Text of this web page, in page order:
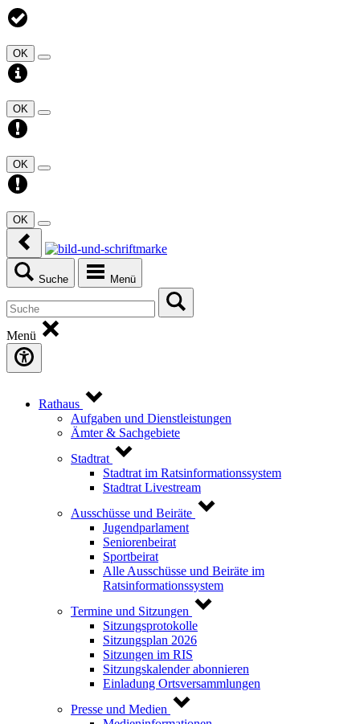
OK
OK
OK
OK
Suche Menü
Menü
Rathaus
Aufgaben und Dienstleistungen
Ämter & Sachgebiete
Stadtrat
Stadtrat im Ratsinformationssystem
Stadtrat Livestream
Ausschüsse und Beiräte
Jugendparlament
Seniorenbeirat
Sportbeirat
Alle Ausschüsse und Beiräte im
Ratsinformationssystem
Termine und Sitzungen
Sitzungsprotokolle
Sitzungsplan 2026
Sitzungen im RIS
Sitzungskalender abonnieren
Einladung Ortsversammlungen
Presse und Medien